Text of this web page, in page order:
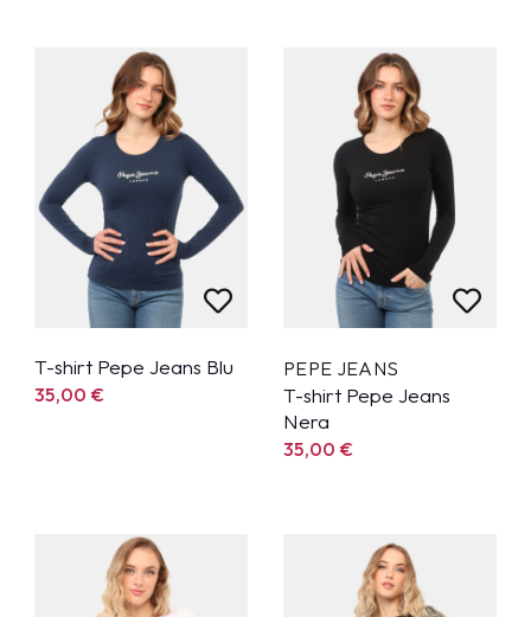
T-shirt Pepe Jeans Blu
35,00€
PEPE JEANS
T-shirt Pepe Jeans
Nera
35,00€